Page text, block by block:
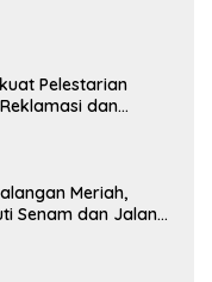
Pelestarian
dan
Meriah,
Senam dan Jalan